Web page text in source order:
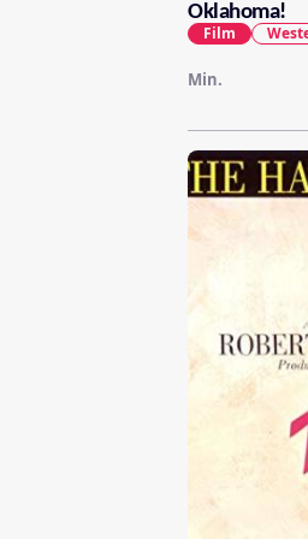
Oklahoma!
Min.
Film